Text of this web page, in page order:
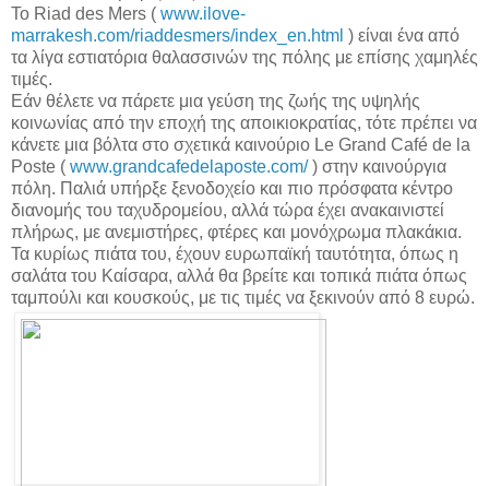
Το Riad des Mers ( www.ilove-
marrakesh.com/riaddesmers/index_en.html ) είναι ένα από
τα λίγα εστιατόρια θαλασσινών της πόλης με επίσης χαμηλές
τιμές.
Εάν θέλετε να πάρετε μια γεύση της ζωής της υψηλής
κοινωνίας από την εποχή της αποικιοκρατίας, τότε πρέπει να
κάνετε μια βόλτα στο σχετικά καινούριο Le Grand Café de la
Poste ( www.grandcafedelaposte.com/) στην καινούργια
πόλη. Παλιά υπήρξε ξενοδοχείο και πιο πρόσφατα κέντρο
διανομής του ταχυδρομείου, αλλά τώρα έχει ανακαινιστεί
πλήρως, με ανεμιστήρες, φτέρες και μονόχρωμα πλακάκια.
Τα κυρίως πιάτα του, έχουν ευρωπαϊκή ταυτότητα, όπως η
σαλάτα του Καίσαρα, αλλά θα βρείτε και τοπικά πιάτα όπως
ταμπούλι και κουσκούς, με τις τιμές να ξεκινούν από 8 ευρώ.